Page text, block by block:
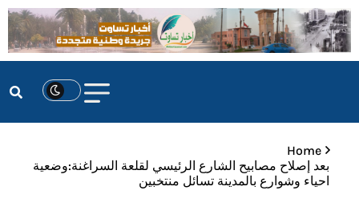
Home
بعد إصلاح مصابيح الشارع الرئيسي لقلعة السراغنة:وضعية
احياء وشوارع بالمدينة تسائل منتخبين